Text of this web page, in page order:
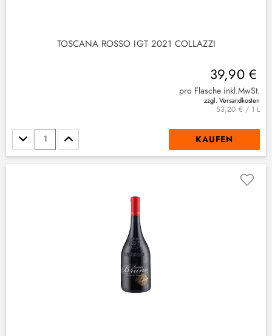
TOSCANA ROSSO IGT 2021 COLLAZZI
39,90 €
pro Flasche inkl.MwSt.
zzgl. Versandkosten
53,20 € / 1 L
Stückzahl KAUFEN